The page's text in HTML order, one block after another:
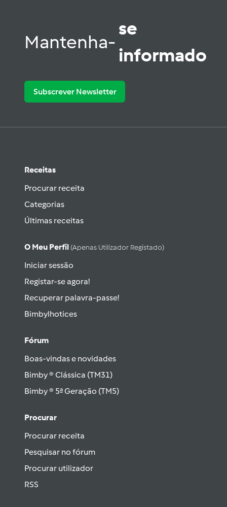
Mantenha-
se
informado
Subscrever Newsletter
Receitas
Procurar receita
Categorias
Últimas receitas
O Meu Perfil (apenas Utilizador Registado)
Iniciar sessão
Registar-se agora!
Recuperar palavra-passe!
Bimbylhotices
Fórum
Boas-vindas e novidades
Bimby ® Clássica (TM31)
Bimby ® 5ª Geração (TM5)
Procurar
Procurar receita
Pesquisar no fórum
Procurar utilizador
RSS